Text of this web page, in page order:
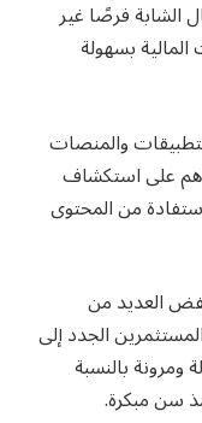
الشابة فرصًا غير
بسهولة
والمنصات
على استكشاف
من المحتوى
العديد من
الجدد إلى
ومرونة بالنسبة
سن مبكرة.